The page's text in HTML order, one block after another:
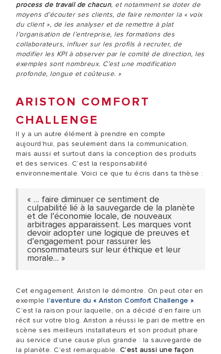
process de travail de chacun, et notamment se doter de
moyens d’écouter ses clients, de faire remonter la « voix
du client », de les analyser et de remettre à plat
l’organisation de l’entreprise, les formations des
collaborateurs, influer sur les profils à recruter, de
modifier les KPI à observer par le comité de direction, les
exemples sont nombreux. C’est une modification
profonde, longue et coûteuse. »
ARISTON COMFORT
CHALLENGE
Il y a un autre élément à prendre en compte
aujourd’hui, pas seulement dans la communication,
mais aussi et surtout dans la conception des produits
et des services. C’est la responsabilité
environnementale. Voici ce que tu écris dans ta thèse :
« … faire diminuer ce sentiment de
culpabilité lié à la sauvegarde de la planète
et de l’économie locale, de nouveaux
arbitrages apparaissent. Les marques vont
devoir adopter une logique de preuves et
d’engagement pour rassurer les
consommateurs sur leur éthique et leur
morale… »
Cet engagement, Ariston le démontre. On peut citer en
exemple l’aventure du « Ariston Comfort Challenge ».
C’est la raison pour laquelle, on a décidé d’en faire un
récit sur votre blog. Ariston a réussi le pari de mettre en
scène ses meilleurs installateurs et son produit phare
au service d’une cause plus grande : la sauvegarde de
la planète. C’est remarquable. C’est aussi une façon